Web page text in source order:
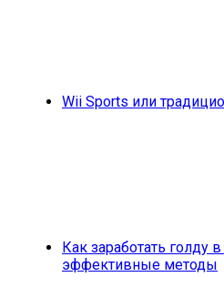
Wii Sports или
Как заработать голду
эффективные методы